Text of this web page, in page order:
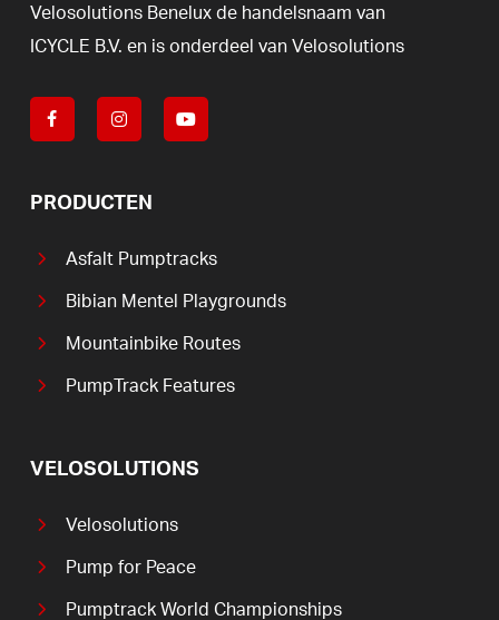
Velosolutions Benelux de handelsnaam van
ICYCLE B.V. en is onderdeel van Velosolutions
PRODUCTEN
Asfalt Pumptracks
Bibian Mentel Playgrounds
Mountainbike Routes
PumpTrack Features
VELOSOLUTIONS
Velosolutions
Pump for Peace
Pumptrack World Championships